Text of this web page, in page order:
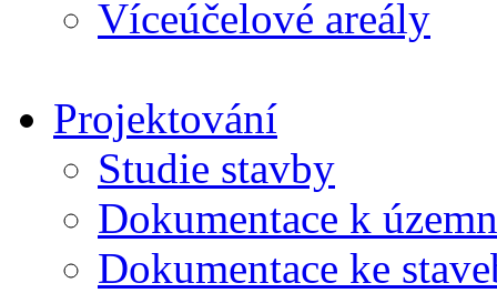
Víceúčelové areály
Projektování
Studie stavby
Dokumentace k
Dokumentace ke